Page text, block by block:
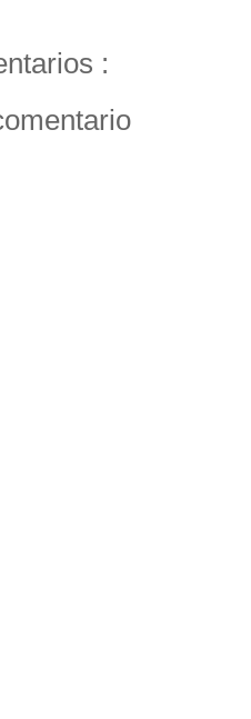
: